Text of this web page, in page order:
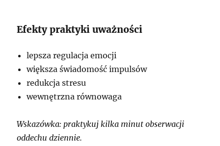
Efekty praktyki uważności
lepsza regulacja emocji
większa świadomość impulsów
redukcja stresu
wewnętrzna równowaga
Wskazówka: praktykuj kilka minut obserwacji
oddechu dziennie.